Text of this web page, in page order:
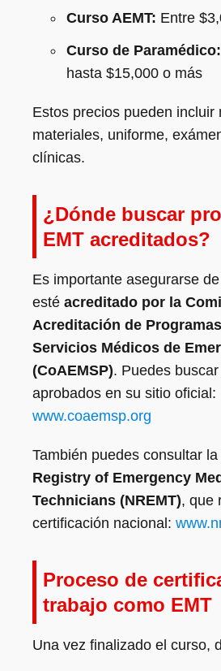
Curso AEMT: Entre
Curso de Paramédico:
hasta $15,000 o más
Estos precios pueden incluir
materiales, uniforme,
clínicas.
¿Dónde buscar
EMT acreditados?
Es importante asegurarse
esté acreditado por la
Acreditación de
Servicios Médicos de
(CoAEMSP). Puedes
aprobados en su sitio oficial:
www.coaemsp.org
También puedes consultar la
Registry of Emergency
Technicians (NREMT), que
certificación nacional:
Proceso de
trabajo como EMT
Una vez finalizado el curso,